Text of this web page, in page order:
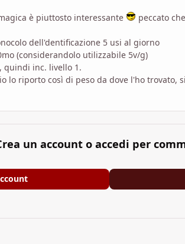
è piuttosto interessante
peccato
dell'dentificazione 5 usi al giorno
(considerandolo utilizzabile 5v/g)
quindi inc. livello 1.
lo riporto così di peso da dove l'ho trovato,
un account o accedi per